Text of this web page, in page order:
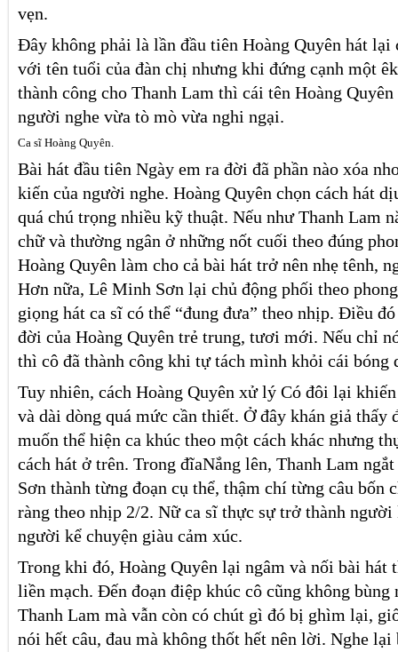
vẹn.
Đây không phải là lần đầu tiên Hoàng Quyên hát lại
với tên tuổi của đàn chị nhưng khi đứng cạnh một
thành công cho Thanh Lam thì cái tên Hoàng
người nghe vừa tò mò vừa nghi ngại.
Ca sĩ Hoàng Quyên.
Bài hát đầu tiên Ngày em ra đời đã phần nào xóa
kiến của người nghe. Hoàng Quyên chọn cách hát
quá chú trọng nhiều kỹ thuật. Nếu như Thanh Lam
chữ và thường ngân ở những nốt cuối theo đúng
Hoàng Quyên làm cho cả bài hát trở nên nhẹ tênh,
Hơn nữa, Lê Minh Sơn lại chủ động phối theo
giọng hát ca sĩ có thể “đung đưa” theo nhịp. Điều
đời của Hoàng Quyên trẻ trung, tươi mới. Nếu chỉ
thì cô đã thành công khi tự tách mình khỏi cái bóng
Tuy nhiên, cách Hoàng Quyên xử lý Có đôi lại
và dài dòng quá mức cần thiết. Ở đây khán giả thấy
muốn thể hiện ca khúc theo một cách khác nhưng
cách hát ở trên. Trong đĩaNắng lên, Thanh Lam
Sơn thành từng đoạn cụ thể, thậm chí từng câu bốn
ràng theo nhịp 2/2. Nữ ca sĩ thực sự trở thành người
người kể chuyện giàu cảm xúc.
Trong khi đó, Hoàng Quyên lại ngâm và nối bài hát
liền mạch. Đến đoạn điệp khúc cô cũng không bùng
Thanh Lam mà vẫn còn có chút gì đó bị ghìm lại,
nói hết câu, đau mà không thốt hết nên lời. Nghe lại